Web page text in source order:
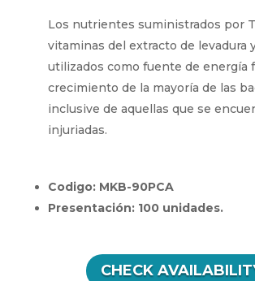
Los nutrientes suministrados por
vitaminas del extracto de levadura
utilizados como fuente de energía
crecimiento de la mayoría de las
inclusive de aquellas que se
injuriadas.
Codigo: MKB-90PCA
Presentación: 100 unidades.
CHECK